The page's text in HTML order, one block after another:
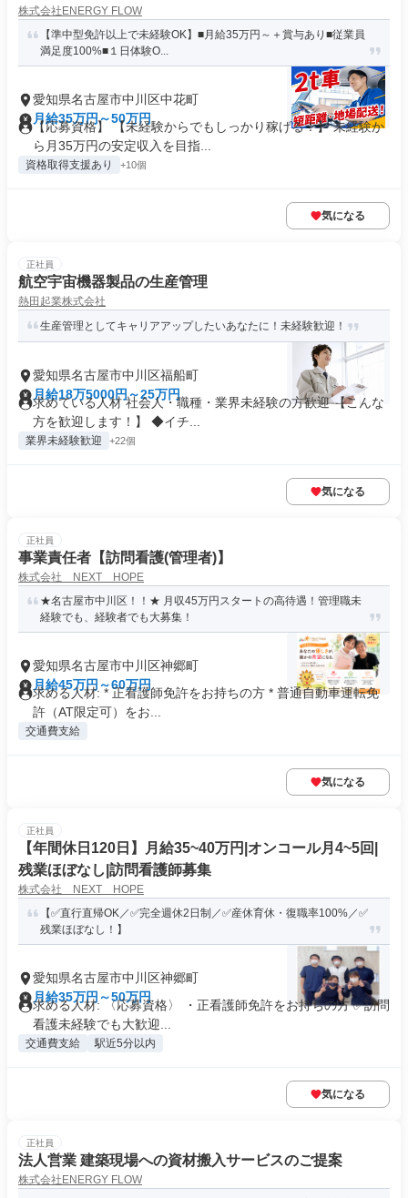
株式会社ENERGY FLOW
【準中型免許以上で未経験OK】■月給35万円～＋賞与あり■従業員
満足度100%■１日体験O...
愛知県名古屋市中川区中花町
月給35万円～50万円
【応募資格】 【未経験からでもしっかり稼げる！】 未経験か
ら月35万円の安定収入を目指...
資格取得支援あり +10個
気になる
正社員
航空宇宙機器製品の生産管理
熱田起業株式会社
生産管理としてキャリアアップしたいあなたに！未経験歓迎！
愛知県名古屋市中川区福船町
月給18万5000円～25万円
求めている人材 社会人・職種・業界未経験の方歓迎 【こんな
方を歓迎します！】 ◆イチ...
業界未経験歓迎 +22個
気になる
正社員
事業責任者【訪問看護(管理者)】
株式会社 NEXT HOPE
★名古屋市中川区！！★ 月収45万円スタートの高待遇！管理職未
経験でも、経験者でも大募集！
愛知県名古屋市中川区神郷町
月給45万円～60万円
求める人材: * 正看護師免許をお持ちの方 * 普通自動車運転免
許（AT限定可）をお...
交通費支給
気になる
正社員
【年間休日120日】月給35~40万円|オンコール月4~5回|
残業ほぼなし|訪問看護師募集
株式会社 NEXT HOPE
【✅直行直帰OK／✅完全週休2日制／✅産休育休・復職率100%／✅
残業ほぼなし！】
愛知県名古屋市中川区神郷町
月給35万円～50万円
求める人材: 〈応募資格〉 ・正看護師免許をお持ちの方 ✅️訪問
看護未経験でも大歓迎...
交通費支給 駅近5分以内
気になる
正社員
法人営業 建築現場への資材搬入サービスのご提案
株式会社ENERGY FLOW